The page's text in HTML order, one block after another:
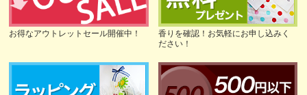
お得なアウトレットセール開催中！
香りを確認！お気軽にお申し込みく
ださい！